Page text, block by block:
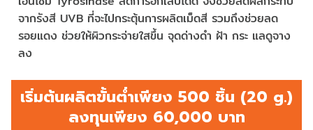
จากรังสี UVB ที่จะไปกระตุ้นการผลิตเม็ดสี รวมถึงช่วยลด
รอยแดง ช่วยให้ผิวกระจ่ายใสขึ้น จุดด่างดำ ฝ้า กระ แลดูจาง
ลง
เริ่มต้นผลิตขั้นต่ำเพียง 500 ชิ้น (20 g.)
ลงทุนเพียง 60,000 บาท